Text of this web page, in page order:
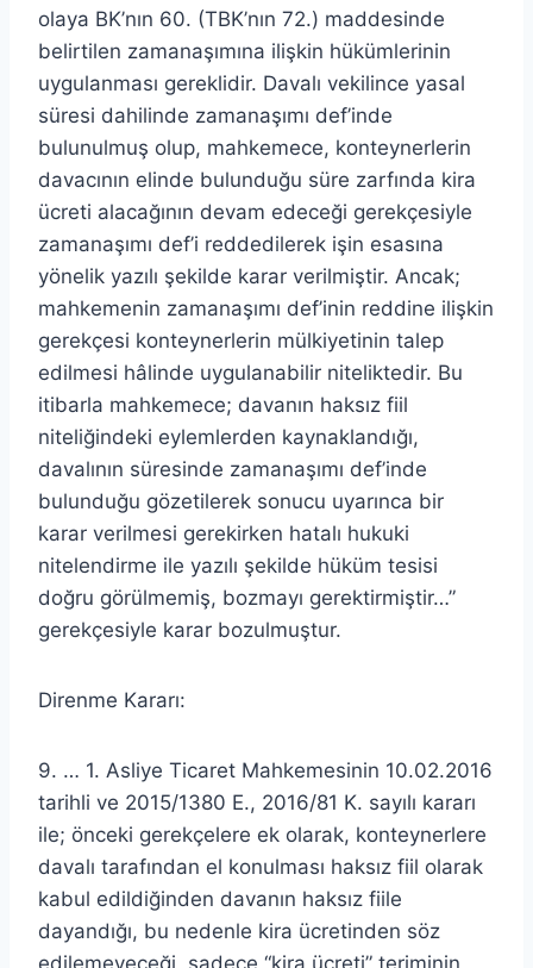
olaya BK’nın 60. (TBK’nın 72.) maddesinde
belirtilen zamanaşımına ilişkin hükümlerinin
uygulanması gereklidir. Davalı vekilince yasal
süresi dahilinde zamanaşımı def’inde
bulunulmuş olup, mahkemece, konteynerlerin
davacının elinde bulunduğu süre zarfında kira
ücreti alacağının devam edeceği gerekçesiyle
zamanaşımı def’i reddedilerek işin esasına
yönelik yazılı şekilde karar verilmiştir. Ancak;
mahkemenin zamanaşımı def’inin reddine ilişkin
gerekçesi konteynerlerin mülkiyetinin talep
edilmesi hâlinde uygulanabilir niteliktedir. Bu
itibarla mahkemece; davanın haksız fiil
niteliğindeki eylemlerden kaynaklandığı,
davalının süresinde zamanaşımı def’inde
bulunduğu gözetilerek sonucu uyarınca bir
karar verilmesi gerekirken hatalı hukuki
nitelendirme ile yazılı şekilde hüküm tesisi
doğru görülmemiş, bozmayı gerektirmiştir…”
gerekçesiyle karar bozulmuştur.
Direnme Kararı:
9. … 1. Asliye Ticaret Mahkemesinin 10.02.2016
tarihli ve 2015/1380 E., 2016/81 K. sayılı kararı
ile; önceki gerekçelere ek olarak, konteynerlere
davalı tarafından el konulması haksız fiil olarak
kabul edildiğinden davanın haksız fiile
dayandığı, bu nedenle kira ücretinden söz
edilemeyeceği, sadece “kira ücreti” teriminin